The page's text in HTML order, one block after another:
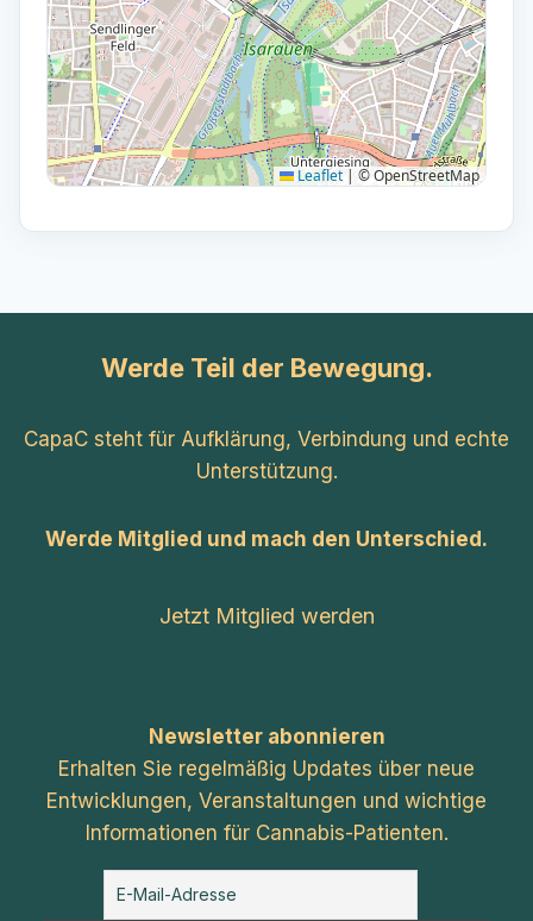
Leaflet | © OpenStreetMap
Werde Teil der Bewegung.
CapaC steht für Aufklärung, Verbindung und echte
Unterstützung.
Werde Mitglied und mach den Unterschied.
Jetzt Mitglied werden
Newsletter abonnieren
Erhalten Sie regelmäßig Updates über neue
Entwicklungen, Veranstaltungen und wichtige
Informationen für Cannabis-Patienten.